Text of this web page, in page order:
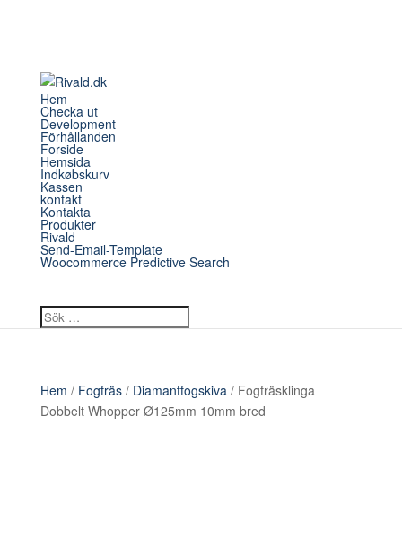
Hem
Checka ut
Development
Förhållanden
Forside
Hemsida
Indkøbskurv
Kassen
kontakt
Kontakta
Produkter
Rivald
Send-Email-Template
Woocommerce Predictive Search
Hem / Fogfräs/ Diamantfogskiva/ Fogfräsklinga
Dobbelt Whopper Ø125mm 10mm bred